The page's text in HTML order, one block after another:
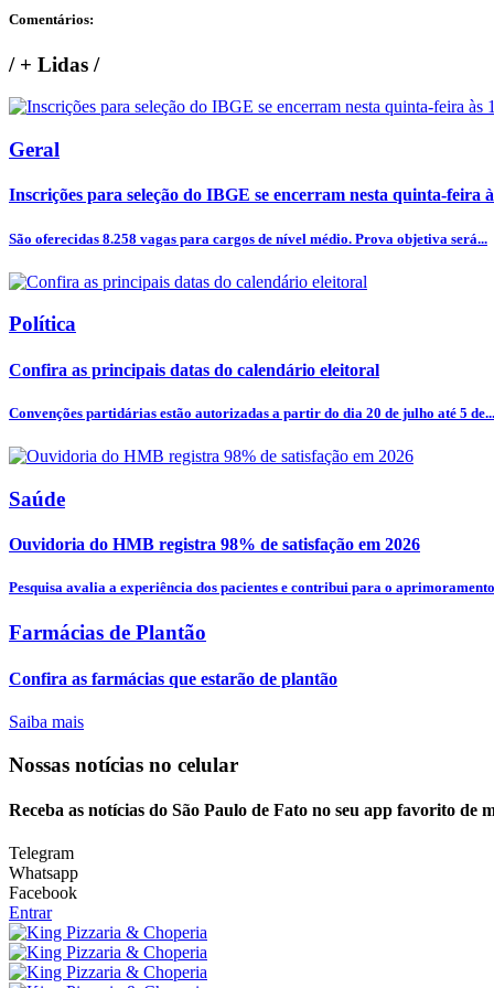
Comentários:
/+ Lidas /
Geral
Inscrições para seleção do IBGE se encerram nesta quinta-feira
São oferecidas 8.258 vagas para cargos de nível médio. Prova objetiva será...
Política
Confira as principais datas do calendário eleitoral
Convenções partidárias estão autorizadas a partir do dia 20 de julho até 5 de...
Saúde
Ouvidoria do HMB registra 98% de satisfação em 2026
Pesquisa avalia a experiência dos pacientes e contribui para o
Farmácias de Plantão
Confira as farmácias que estarão de plantão
Saiba mais
Nossas notícias no celular
Receba as notícias do São Paulo de Fato no seu app favorito de
Telegram
Whatsapp
Facebook
Entrar